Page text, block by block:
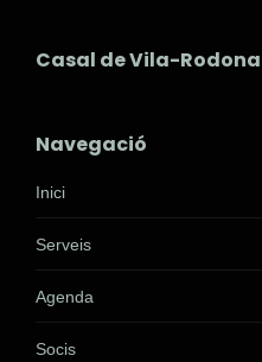
Casal de Vila-Rodona
Navegació
Inici
Serveis
Agenda
Socis